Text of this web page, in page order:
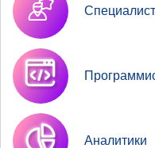
Аналитики